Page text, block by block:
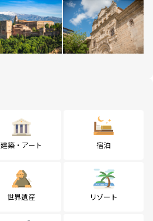
建築・アート 宿泊
世界遺産 リゾート